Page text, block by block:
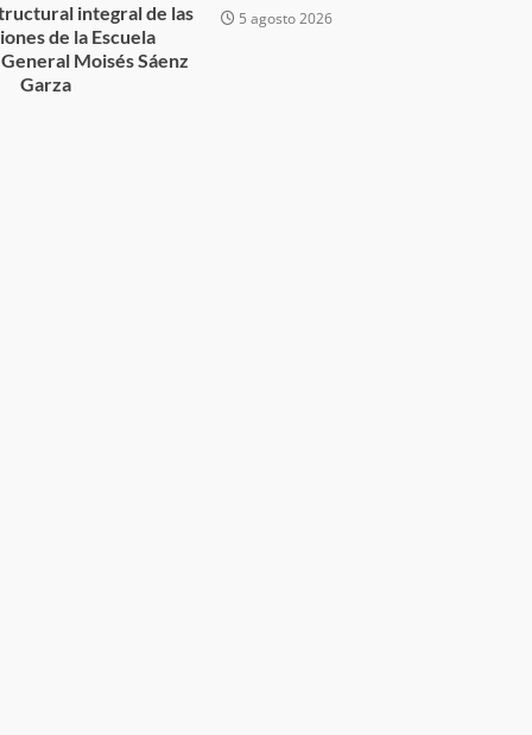
integral de las
de la Escuela
Moisés Sáenz
Garza
5 agosto 2026
organizada y contrabando
admin